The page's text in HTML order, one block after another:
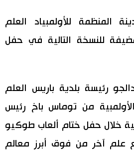
المنظمة للأولمبياد العلم
للنسخة التالية في حفل
رئيسة بلدية باريس العلم
الأولمبية من توماس باخ رئيس
خلال حفل ختام ألعاب طوكيو
علم آخر من فوق أبرز معالم